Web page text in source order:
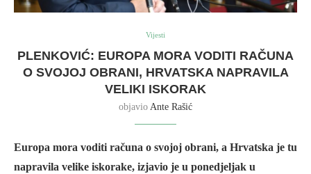
Vijesti
PLENKOVIĆ: EUROPA MORA VODITI RAČUNA
O SVOJOJ OBRANI, HRVATSKA NAPRAVILA
VELIKI ISKORAK
objavio Ante Rašić
Europa mora voditi računa o svojoj obrani, a Hrvatska je tu
napravila velike iskorake, izjavio je u ponedjeljak u